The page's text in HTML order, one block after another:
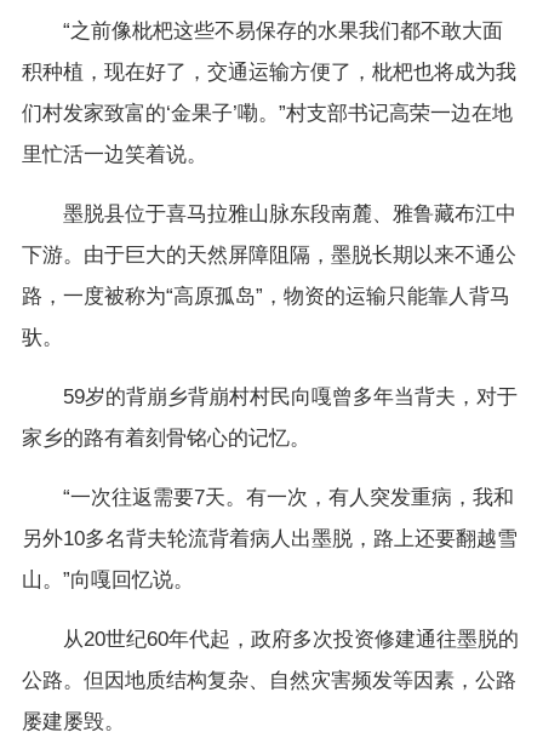
“之前像枇杷这些不易保存的水果我们都不敢大面
积种植，现在好了，交通运输方便了，枇杷也将成为我
们村发家致富的‘金果子’嘞。”村支部书记高荣一边在地
里忙活一边笑着说。
墨脱县位于喜马拉雅山脉东段南麓、雅鲁藏布江中
下游。由于巨大的天然屏障阻隔，墨脱长期以来不通公
路，一度被称为“高原孤岛”，物资的运输只能靠人背马
驮。
59岁的背崩乡背崩村村民向嘎曾多年当背夫，对于
家乡的路有着刻骨铭心的记忆。
“一次往返需要7天。有一次，有人突发重病，我和
另外10多名背夫轮流背着病人出墨脱，路上还要翻越雪
山。”向嘎回忆说。
从20世纪60年代起，政府多次投资修建通往墨脱的
公路。但因地质结构复杂、自然灾害频发等因素，公路
屡建屡毁。